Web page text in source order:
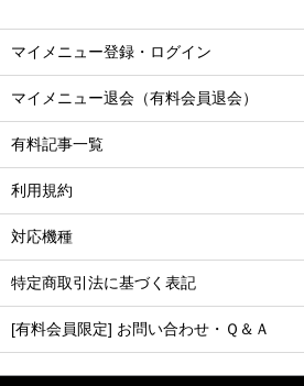
マイメニュー登録・ログイン
マイメニュー退会（有料会員退会）
有料記事一覧
利用規約
対応機種
特定商取引法に基づく表記
[有料会員限定] お問い合わせ・Ｑ＆Ａ